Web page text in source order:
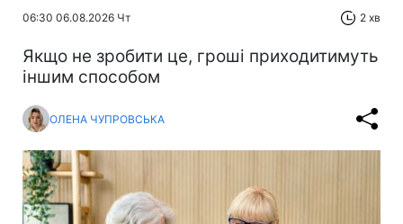
06:30 06.08.2026 Чт 2 хв
Якщо не зробити це, гроші приходитимуть
іншим способом
ОЛЕНА ЧУПРОВСЬКА